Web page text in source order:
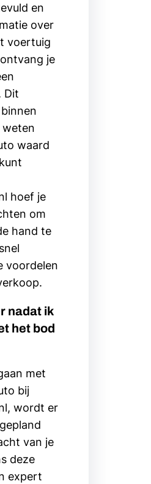
en
over
voertuig
je
Dit
weten
waard
hoef je
om
hand te
voordelen
nadat ik
het bod
met
bij
wordt er
van je
deze
expert